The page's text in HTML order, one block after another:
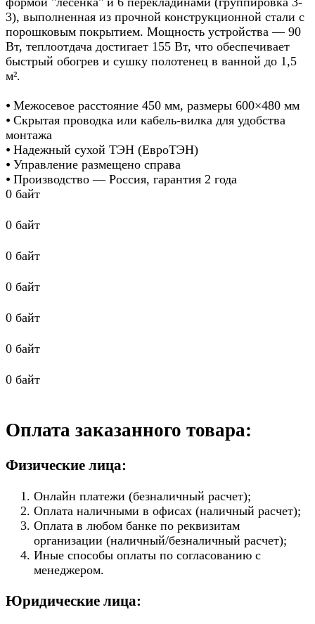
3), выполненная из прочной конструкционной стали с
порошковым покрытием. Мощность устройства — 90
Вт, теплоотдача достигает 155 Вт, что обеспечивает
быстрый обогрев и сушку полотенец в ванной до 1,5
м².
⦁ Межосевое расстояние 450 мм, размеры 600×480 мм
⦁ Скрытая проводка или кабель-вилка для удобства
монтажа
⦁ Надежный сухой ТЭН (ЕвроТЭН)
⦁ Управление размещено справа
⦁ Производство — Россия, гарантия 2 года
0 байт
0 байт
0 байт
0 байт
0 байт
0 байт
0 байт
Оплата заказанного товара:
Физические лица:
Онлайн платежи (безналичный расчет);
Оплата наличными в офисах (наличный расчет);
Оплата в любом банке по реквизитам
организации (наличный/безналичный расчет);
Иные способы оплаты по согласованию с
менеджером.
Юридические лица: